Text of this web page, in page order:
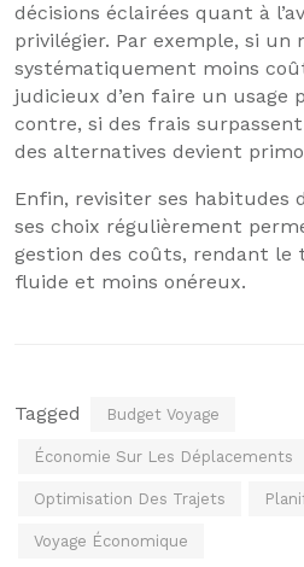
décisions éclairées quant à
privilégier. Par exemple, si
systématiquement moins
judicieux d’en faire un usage
contre, si des frais
des alternatives devient
Enfin, revisiter ses
ses choix régulièrement
gestion des coûts, rendant
fluide et moins onéreux.
Tagged Budget Voyage
Économie Sur Les Déplacements
Optimisation Des Trajets
Voyage Économique